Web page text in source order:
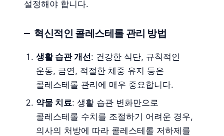
설정해야 합니다.
혁신적인 콜레스테롤 관리 방법
생활 습관 개선: 건강한 식단, 규칙적인
운동, 금연, 적절한 체중 유지 등은
콜레스테롤 관리에 매우 중요합니다.
약물 치료: 생활 습관 변화만으로
콜레스테롤 수치를 조절하기 어려운 경우,
의사의 처방에 따라 콜레스테롤 저하제를